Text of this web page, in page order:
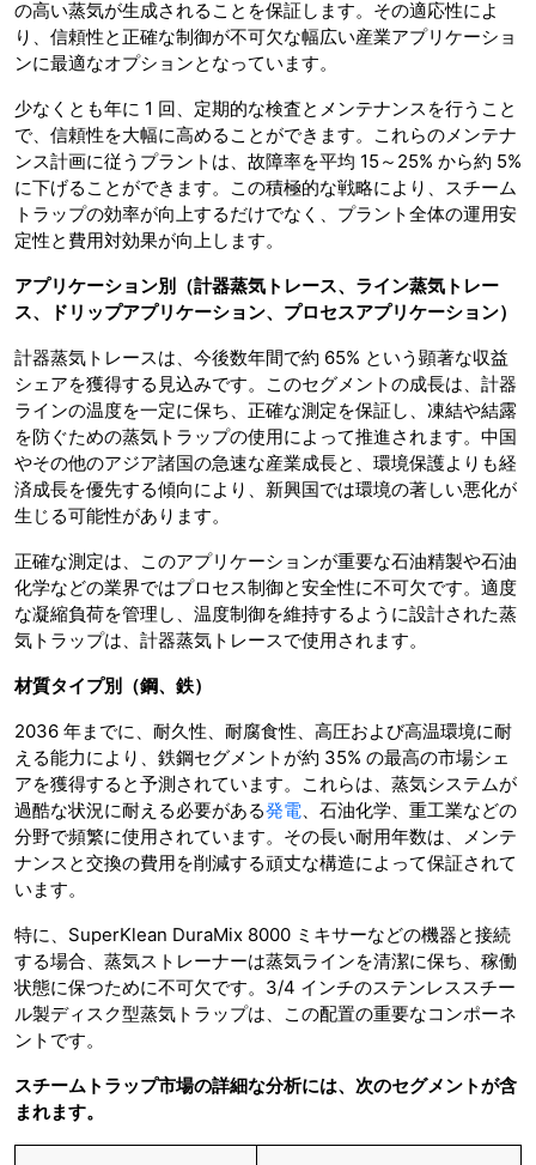
の高い蒸気が生成されることを保証します。その適応性によ
り、信頼性と正確な制御が不可欠な幅広い産業アプリケーショ
ンに最適なオプションとなっています。
少なくとも年に 1 回、定期的な検査とメンテナンスを行うこと
で、信頼性を大幅に高めることができます。これらのメンテナ
ンス計画に従うプラントは、故障率を平均 15～25% から約 5%
に下げることができます。この積極的な戦略により、スチーム
トラップの効率が向上するだけでなく、プラント全体の運用安
定性と費用対効果が向上します。
アプリケーション別（計器蒸気トレース、ライン蒸気トレー
ス、ドリップアプリケーション、プロセスアプリケーション）
計器蒸気トレースは、今後数年間で約 65% という顕著な収益
シェアを獲得する見込みです。このセグメントの成長は、計器
ラインの温度を一定に保ち、正確な測定を保証し、凍結や結露
を防ぐための蒸気トラップの使用によって推進されます。中国
やその他のアジア諸国の急速な産業成長と、環境保護よりも経
済成長を優先する傾向により、新興国では環境の著しい悪化が
生じる可能性があります。
正確な測定は、このアプリケーションが重要な石油精製や石油
化学などの業界ではプロセス制御と安全性に不可欠です。適度
な凝縮負荷を管理し、温度制御を維持するように設計された蒸
気トラップは、計器蒸気トレースで使用されます。
材質タイプ別（鋼、鉄）
2036 年までに、耐久性、耐腐食性、高圧および高温環境に耐
える能力により、鉄鋼セグメントが約 35% の最高の市場シェ
アを獲得すると予測されています。これらは、蒸気システムが
過酷な状況に耐える必要がある発電、石油化学、重工業などの
分野で頻繁に使用されています。その長い耐用年数は、メンテ
ナンスと交換の費用を削減する頑丈な構造によって保証されて
います。
特に、SuperKlean DuraMix 8000 ミキサーなどの機器と接続
する場合、蒸気ストレーナーは蒸気ラインを清潔に保ち、稼働
状態に保つために不可欠です。3/4 インチのステンレススチー
ル製ディスク型蒸気トラップは、この配置の重要なコンポーネ
ントです。
スチームトラップ市場の詳細な分析には、次のセグメントが含
まれます。